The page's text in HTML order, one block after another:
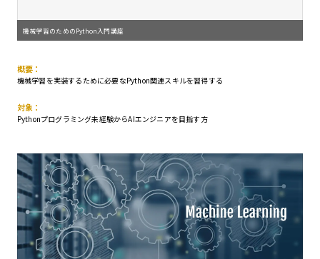
機械学習のためのPython入門講座
概要：
機械学習を実装するために必要なPython関連スキルを習得する
対象：
Pythonプログラミング未経験からAIエンジニアを目指す方